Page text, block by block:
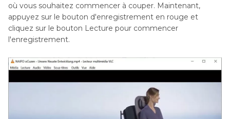
où vous souhaitez commencer à couper. Maintenant,
appuyez sur le bouton d'enregistrement en rouge et
cliquez sur le bouton Lecture pour commencer
l'enregistrement.